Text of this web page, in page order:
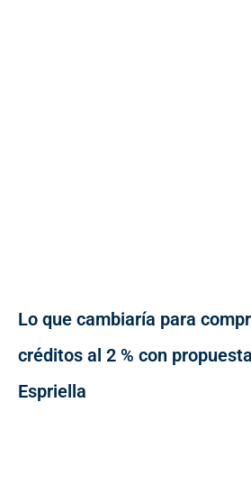
Lo que cambiaría para
créditos al 2 % con
Espriella